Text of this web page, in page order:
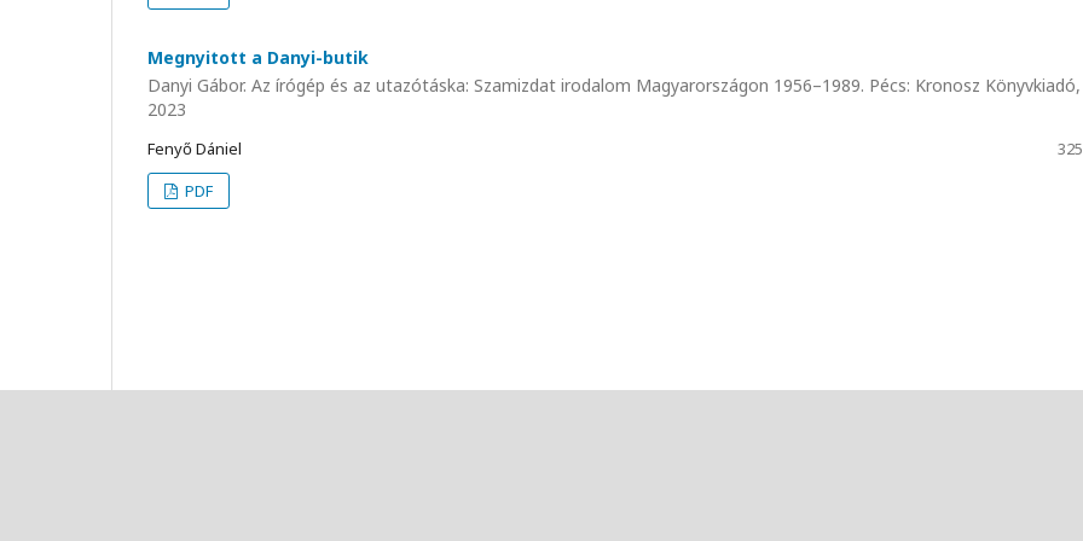
Megnyitott a Danyi-butik
Danyi Gábor. Az írógép és az utazótáska: Szamizdat irodalom Magyarországon 1956–1989. Pécs: Kronosz Könyvkiadó,
2023
Fenyő Dániel
PDF